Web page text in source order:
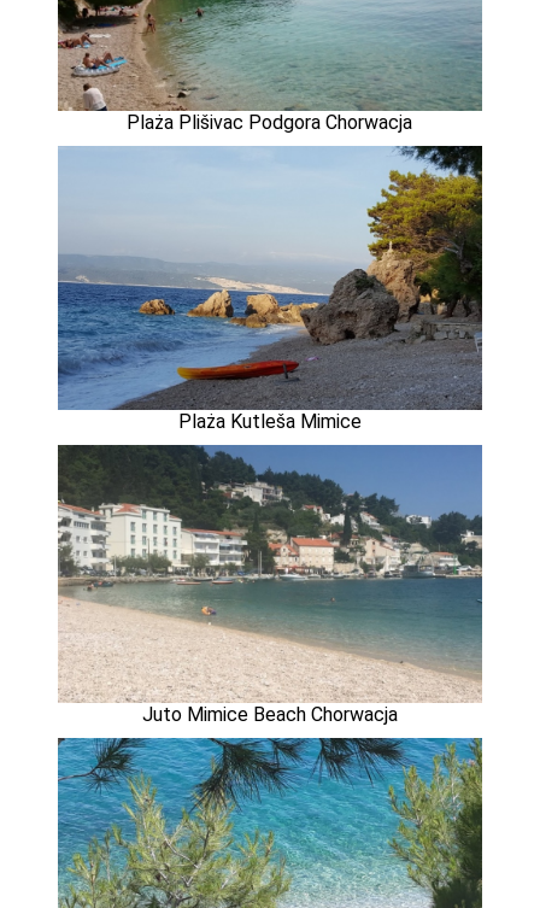
Plaża Plišivac Podgora Chorwacja
Plaża Kutleša Mimice
Juto Mimice Beach Chorwacja